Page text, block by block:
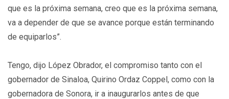
que es la próxima semana, creo que es la próxima semana,
va a depender de que se avance porque están terminando
de equiparlos”.
Tengo, dijo López Obrador, el compromiso tanto con el
gobernador de Sinaloa, Quirino Ordaz Coppel, como con la
gobernadora de Sonora, ir a inaugurarlos antes de que